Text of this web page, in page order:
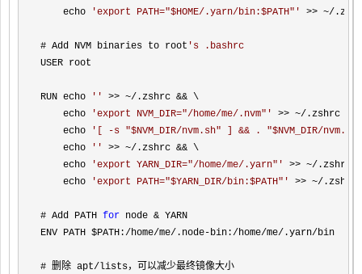
    echo
'export PATH="$HOME/.yarn/bin:$PATH" ' >> ~/
# Add NVM binaries to root ' s .bashrc
USER root
RUN echo '' >> ~/.zshrc && \
    echo
'export NVM_DIR="/home/me/.nvm" ' >> ~/.zshrc &&
    echo
'
[ -s "$NVM_DIR/nvm.sh" ] && . "$NVM_DIR/
    echo
'' >> ~/.zshrc && \
    echo
'export YARN_DIR="/home/me/.yarn" '
>> ~/.zshrc
    echo
'export PATH="$YARN_DIR/bin:$PATH" ' >> ~/ .zshrc
# Add PATH for node & YARN
ENV PATH $PATH:/home/me/.node-bin:/home/me/.yarn/bin
# 删除 apt/ lists，可以减少最终镜像大小